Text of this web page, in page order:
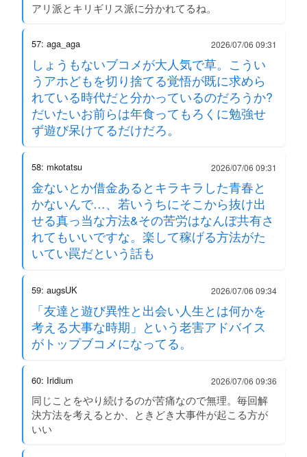
アリ派とキリギリス派に分かれてるね。
57: aga_aga 2026/07/06 09:31
しょうもないブコメが大人気で草。こうい
うアホどもを切り捨てる覚悟が既に求めら
れている時代だと分かっているのだろうか?
だいたいお前らは年食ってもろくに勉強せ
ず遊び呆けてるだけだろ。
58: mkotatsu 2026/07/06 09:31
金ないとか借金あるとキラキラした青春と
かないんで…、若いうちにそこから抜け出
せる真っ当な方法&その苦労はなんぼ共有さ
れてもいいですな。楽して稼げる方法がた
いてい罠だという話も
59: augsUK 2026/07/06 09:34
「友達と遊び異性と出会い人生とは何かを
考える大事な時期」という老害アドバイス
がトップブコメになってる。
60: Iridium 2026/07/06 09:36
同じことをやり続けるのが苦痛なので無理。毎回解
決方法を考えるとか、ときどき大事件が起こる方が
いい